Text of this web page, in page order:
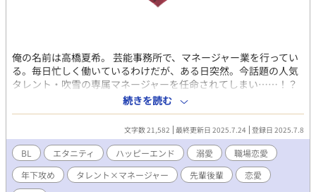
俺の名前は高橋夏希。 芸能事務所で、マネージャー業を行ってい
る。毎日忙しく働いているわけだが、ある日突然。今話題の人気
タレント・吹雪の専属マネージャーを任命されてしまい……！？
という感じで、緩くタレント×マネージャーBLです 今回は健全の
予定ですが、場合によってはRを完結後に別にするかもしれませ
ん。 お気軽にコメント頂けると嬉しいです。宜しくお願い致しま
す。 ■表紙お借りしました。有難うございます
続きを読む
文字数 21,582 最終更新日 2025.7.24 登録日 2025.7.8
BL エタニティ ハッピーエンド 溺愛
職場恋愛
年下攻め
タレント×マネージャー 先輩後輩
恋愛